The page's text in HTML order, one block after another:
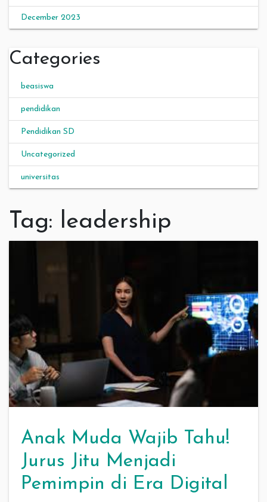
December 2023
Categories
beasiswa
pendidikan
Pendidikan SD
Uncategorized
universitas
Tag: leadership
Anak Muda Wajib Tahu!
Jurus Jitu Menjadi
Pemimpin di Era Digital